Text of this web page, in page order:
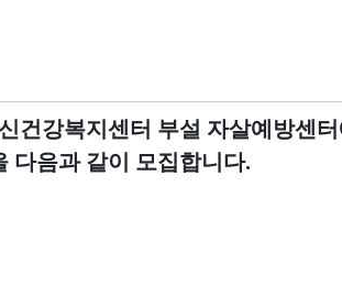
건강복지센터 부설 자살예방센
다음과 같이 모집합니다.